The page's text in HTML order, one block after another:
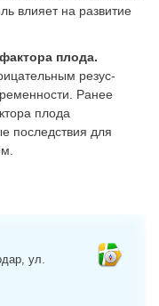
влияет на развитие
плода.
резус-
Ранее
плода
последствия для
ул.